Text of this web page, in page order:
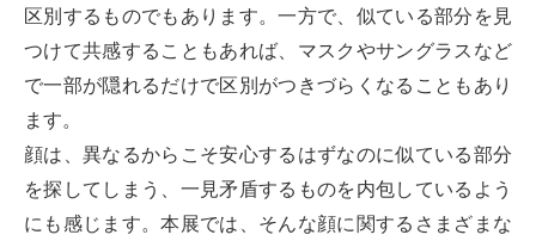
区別するものでもあります。一方で、似ている部分を見
つけて共感することもあれば、マスクやサングラスなど
で一部が隠れるだけで区別がつきづらくなることもあり
ます。
顔は、異なるからこそ安心するはずなのに似ている部分
を探してしまう、一見矛盾するものを内包しているよう
にも感じます。本展では、そんな顔に関するさまざまな